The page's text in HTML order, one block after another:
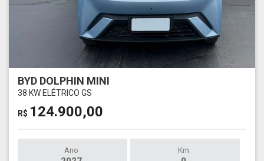
BYD DOLPHIN MINI
38 KW ELÉTRICO GS
R$ 124.900,00
Ano Km